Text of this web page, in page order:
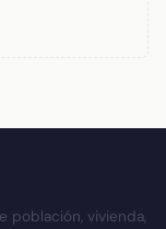
población, vivienda,